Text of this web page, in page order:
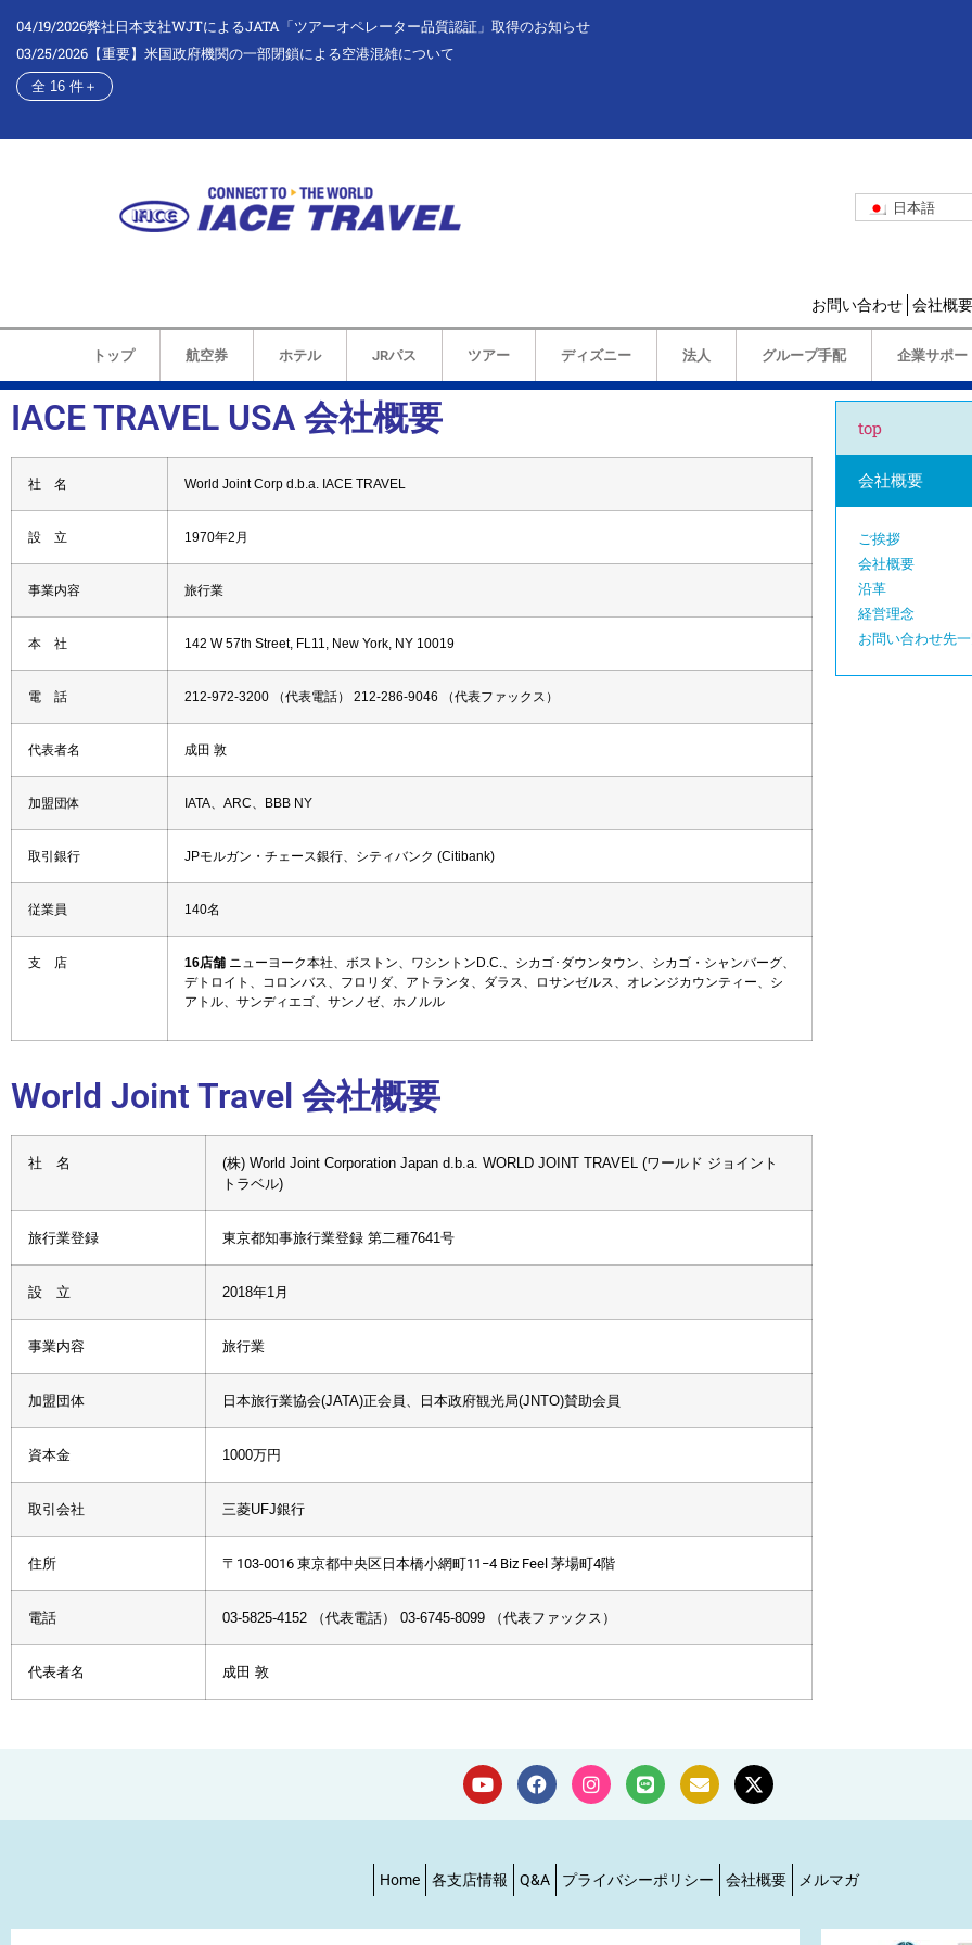
04/19/2026弊社日本支社WJTによるJATA「ツアーオペレーター品質認証」取得のお知らせ
03/25/2026 【重要】米国政府機関の一部閉鎖による空港混雑について
全 16 件＋
日本語
お問い合わせ 会社概要
トップ 航空券 ホテル JRパス ツアー ディズニー 法人 グループ手配 企業サポー
IACE TRAVEL USA 会社概要
社 名 World Joint Corp d.b.a. IACE TRAVEL
設 立 1970年2月
事業内容 旅行業
本 社 142 W 57th Street, FL11, New York, NY 10019
電 話 212-972-3200 （代表電話） 212-286-9046 （代表ファックス）
代表者名 成田 敦
加盟団体 IATA、ARC、BBB NY
取引銀行 JPモルガン・チェース銀行、シティバンク (Citibank)
従業員 140名
支 店 16店舗 ニューヨーク本社、ボストン、ワシントンD.C.、シカゴ･ダウンタウン、シカゴ・シャンバーグ、
デトロイト、コロンバス、フロリダ、アトランタ、ダラス、ロサンゼルス、オレンジカウンティー、シ
アトル、サンディエゴ、サンノゼ、ホノルル
World Joint Travel 会社概要
社 名
(株) World Joint Corporation Japan d.b.a. WORLD JOINT TRAVEL (ワールド ジョイント
トラベル)
旅行業登録 東京都知事旅行業登録 第二種7641号
設 立 2018年1月
事業内容 旅行業
加盟団体 日本旅行業協会(JATA)正会員、日本政府観光局(JNTO)賛助会員
資本金 1000万円
取引会社 三菱UFJ銀行
住所 〒103-0016 東京都中央区日本橋小網町11−4 Biz Feel 茅場町4階
電話 03-5825-4152 （代表電話） 03-6745-8099 （代表ファックス）
代表者名 成田 敦
top
会社概要
ご挨拶
会社概要
沿革
経営理念
お問い合わせ先
Home 各支店情報 Q&A プライバシーポリシー 会社概要 メルマガ